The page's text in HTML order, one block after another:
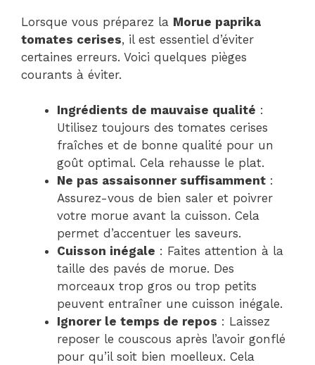
Lorsque vous préparez la Morue paprika
tomates cerises, il est essentiel d’éviter
certaines erreurs. Voici quelques pièges
courants à éviter.
Ingrédients de mauvaise qualité :
Utilisez toujours des tomates cerises
fraîches et de bonne qualité pour un
goût optimal. Cela rehausse le plat.
Ne pas assaisonner suffisamment :
Assurez-vous de bien saler et poivrer
votre morue avant la cuisson. Cela
permet d’accentuer les saveurs.
Cuisson inégale : Faites attention à la
taille des pavés de morue. Des
morceaux trop gros ou trop petits
peuvent entraîner une cuisson inégale.
Ignorer le temps de repos : Laissez
reposer le couscous après l’avoir gonflé
pour qu’il soit bien moelleux. Cela